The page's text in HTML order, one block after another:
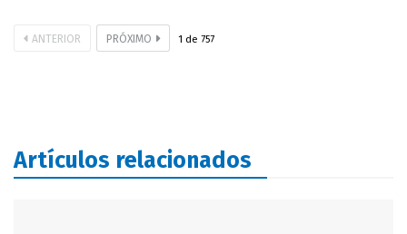
ANTERIOR PRÓXIMO 1 de 757
Artículos relacionados